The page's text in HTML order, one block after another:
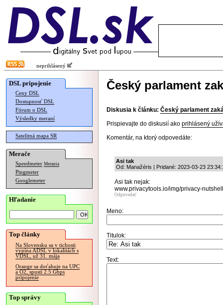
neprihlásený
DSL pripojenie
Ceny DSL
Dostupnosť DSL
Fórum o DSL
Výsledky meraní
Satelitná mapa SR
Merače
Speedmeter Merania
Pingmeter
Googlemeter
Hľadanie
Top články
Na Slovensku sa v tichosti
vypína ADSL v lokalitách s
VDSL, už 31. mája
Orange sa doťahuje na UPC
a O2, spustí 2.5 Gbps
pripojenie
Top správy
Český parlament
Diskusia k článku: Český parlament
Prispievajte do diskusií ako prihlásený
Komentár, na ktorý odpovedáte:
Asi tak
Od: Manažéris | Pridané: 2023-03-23
Asi tak nejak:
www.privacytools.io/img/privacy-
Odpovedať
Meno:
Titulok:
Text: